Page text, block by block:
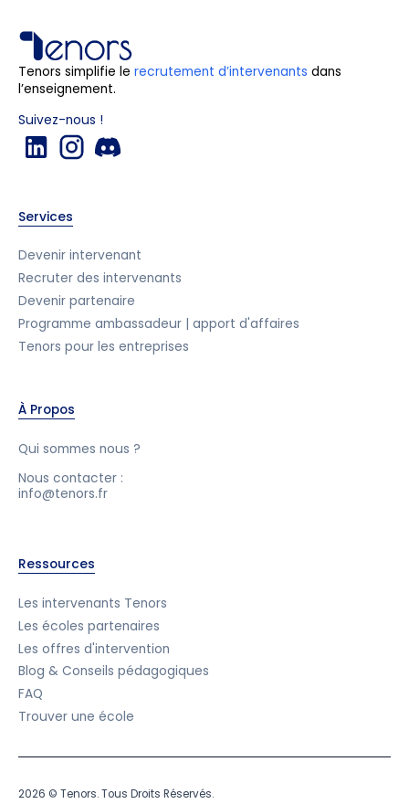
Tenors simplifie le recrutement d’intervenants dans
l’enseignement.
Suivez-nous !
Services
Devenir intervenant
Recruter des intervenants
Devenir partenaire
Programme ambassadeur | apport d'affaires
Tenors pour les entreprises
À Propos
Qui sommes nous ?
Nous contacter :
info@tenors.fr
Ressources
Les intervenants Tenors
Les écoles partenaires
Les offres d'intervention
Blog & Conseils pédagogiques
FAQ
Trouver une école
2026 © Tenors. Tous Droits Réservés.